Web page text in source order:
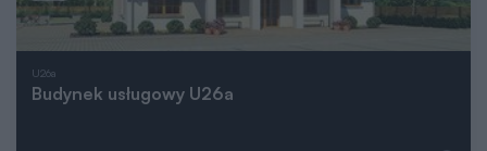
U26a
Budynek usługowy U26a